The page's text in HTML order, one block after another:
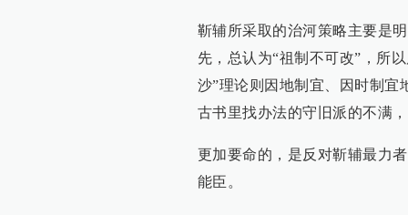
靳辅所采取的治河策略主要是
先，总认为“祖制不可改”，所
沙”理论则因地制宜、因时制宜
古书里找办法的守旧派的不满
更加要命的，是反对靳辅最力
能臣。